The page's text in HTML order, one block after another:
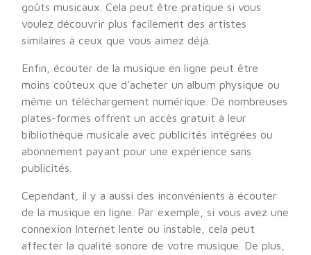
goûts musicaux. Cela peut être pratique si vous
voulez découvrir plus facilement des artistes
similaires à ceux que vous aimez déjà.
Enfin, écouter de la musique en ligne peut être
moins coûteux que d’acheter un album physique ou
même un téléchargement numérique. De nombreuses
plates-formes offrent un accès gratuit à leur
bibliothèque musicale avec publicités intégrées ou
abonnement payant pour une expérience sans
publicités.
Cependant, il y a aussi des inconvénients à écouter
de la musique en ligne. Par exemple, si vous avez une
connexion Internet lente ou instable, cela peut
affecter la qualité sonore de votre musique. De plus,